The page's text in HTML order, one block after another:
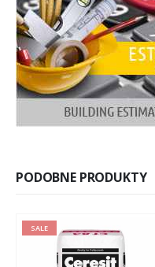
PODOBNE PRODUKTY
SALE